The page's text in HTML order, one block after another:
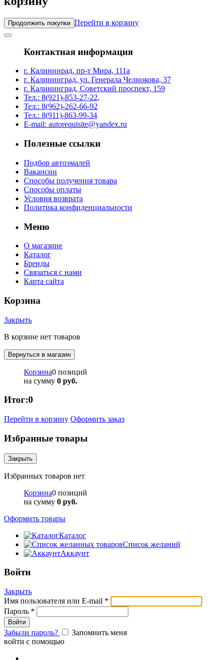
Продолжить покупки Перейти в корзину
Контактная информация
г. Калининрад, пр-т Мира, 111а
г. Калининград, ул. Генерала Челнокова, 37
г. Калининград, Советский проспект, 159
Тел.: 8(921)-853-27-22,
Тел.: 8(962)-262-66-92
Тел.: 8(911)-863-99-34
E-mail: autorequisite@yandex.ru
Полезные ссылки
Подбор автоэмалей
Вакансии
Способы получения товара
Способы оплаты
Условия возврата
Политика конфиденциальности
Меню
О магазине
Каталог
Бренды
Связаться с нами
Карта сайта
Корзина
Закрыть
В корзине нет товаров
Вернуться в магазин
Корзина0 позиций
на сумму 0 руб.
Итог:0
Перейти в корзину Оформить заказ
Избранные товары
Закрыть
Избранных товаров нет
Корзина0 позиций
на сумму 0 руб.
Оформить товары
Каталог
Список желаний
Аккаунт
Войти
Закрыть
Имя пользователя или E-mail *
Пароль *
Забыли пароль?
Запомнить меня
войти с помощью